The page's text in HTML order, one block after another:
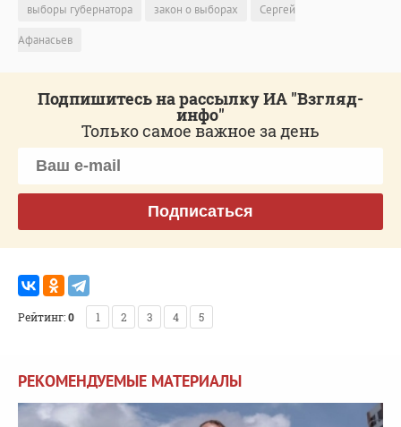
выборы губернатора
закон о выборах
Сергей
Афанасьев
Подпишитесь на рассылку ИА "Взгляд-
инфо"
Только самое важное за день
Подписаться
Рейтинг:0 1 2 3 4 5
РЕКОМЕНДУЕМЫЕ МАТЕРИАЛЫ